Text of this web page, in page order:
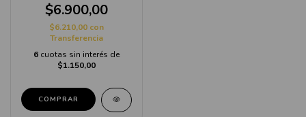
$6.900,00
$6.210,00 con
Transferencia
6 cuotas sin interés de
$1.150,00